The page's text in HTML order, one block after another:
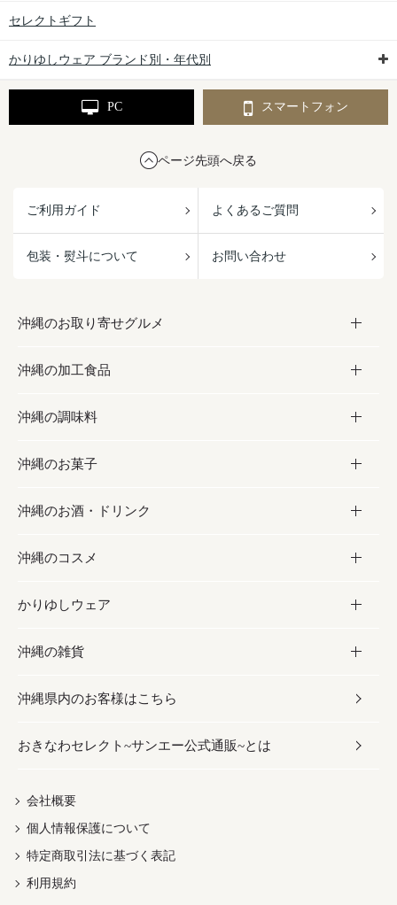
セレクトギフト
かりゆしウェア ブランド別・年代別
PC スマートフォン
ページ先頭へ戻る
ご利用ガイド よくあるご質問
包装・熨斗について お問い合わせ
沖縄のお取り寄せグルメ
お取り寄せグルメ
フルーツ・野菜
お肉
海産物
沖縄の加工食品
加工食品
缶詰／パウチ
沖縄料理
沖縄そば／乾麺
レトルト食品
乾物／粉類
沖縄の調味料
調味料
砂糖／黒砂糖
塩
お酢／ドレッシング
しょうゆ
みそ
だし／スパイス／島唐辛子
沖縄のお菓子
お菓子
黒糖
ちんすこう
伝統菓子
スナック
おつまみ
紅芋
沖縄のお酒・ドリンク
お酒・ドリンク
泡盛
ビール・チューハイ
ワイン・ウィスキー・カクテル
ドリンク
茶葉
沖縄のコスメ
コスメ
スキンケア
ボディケア
ヘアケア
UVケア
かりゆしウェア
かりゆしウェア
メンズ
レディース
沖縄の雑貨
雑貨
沖縄ファッション
伝統工芸品
沖縄県内のお客様はこちら
おきなわセレクト~サンエー公式通販~とは
会社概要
個人情報保護について
特定商取引法に基づく表記
利用規約